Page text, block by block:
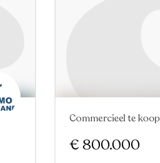
Nieuw
Commercieel te koop
€ 800.000